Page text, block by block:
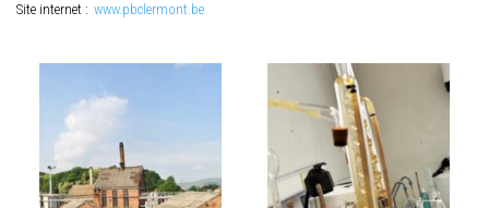
Site internet : www.pbclermont.be